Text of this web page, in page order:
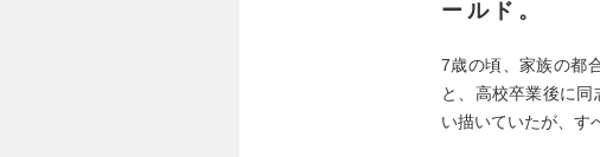
ールド。
7歳の頃、家族の都
と、高校卒業後に
い描いていたが、す